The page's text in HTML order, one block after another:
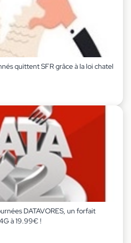
quittent SFR grâce à la loi chatel
DATAVORES, un forfait
à 19.99€ !